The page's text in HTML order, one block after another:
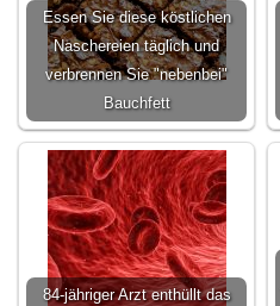
Essen Sie diese köstlichen
Naschereien täglich und
verbrennen Sie "nebenbei"
Bauchfett
84-jähriger Arzt enthüllt das